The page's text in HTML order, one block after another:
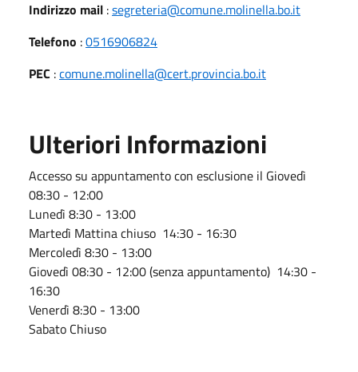
Indirizzo mail :segreteria@comune.molinella.bo.it
Telefono :0516906824
PEC :comune.molinella@cert.provincia.bo.it
Ulteriori Informazioni
Accesso su appuntamento con esclusione il Giovedì
08:30 - 12:00
Lunedì 8:30 - 13:00
Martedì Mattina chiuso 14:30 - 16:30
Mercoledì 8:30 - 13:00
Giovedì 08:30 - 12:00 (senza appuntamento) 14:30 -
16:30
Venerdì 8:30 - 13:00
Sabato Chiuso